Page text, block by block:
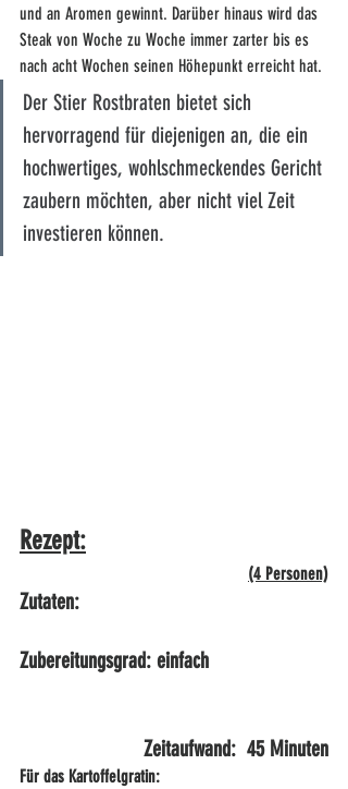
und an Aromen gewinnt. Darüber hinaus wird das
Steak von Woche zu Woche immer zarter bis es
nach acht Wochen seinen Höhepunkt erreicht hat.
Der Stier Rostbraten bietet sich
hervorragend für diejenigen an, die ein
hochwertiges, wohlschmeckendes Gericht
zaubern möchten, aber nicht viel Zeit
investieren können.
Rezept:
(4 Personen)
Zutaten:
Zubereitungsgrad: einfach
Zeitaufwand:  45 Minuten
Für das Kartoffelgratin: